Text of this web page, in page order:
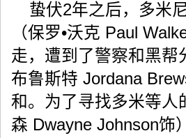
蛰伏2年之后，多米
（保罗•沃克 Paul
走，遭到了警察和黑帮
布鲁斯特 Jordana
和。为了寻找多米等人
森 Dwayne Johnson饰